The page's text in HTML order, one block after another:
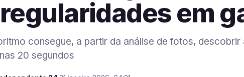
em
consegue, a partir da análise de fotos, descobrir
20 segundos